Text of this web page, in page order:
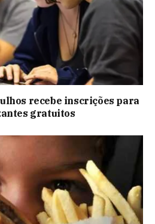
recebe inscrições para
gratuitos